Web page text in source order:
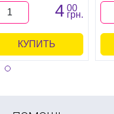
4 00
грн.
КУПИТЬ